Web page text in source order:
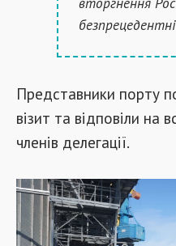
безпрецедентні
Представники порту
візит та відповіли на
членів делегації.